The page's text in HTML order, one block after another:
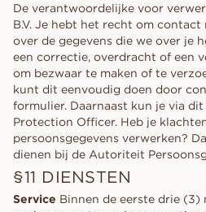
De verantwoordelijke voor
B.V. Je hebt het recht om
over de gegevens die we over je
een correctie, overdracht of een
om bezwaar te maken of te
kunt dit eenvoudig doen door
formulier. Daarnaast kun je via
Protection Officer. Heb je
persoonsgegevens verwerken?
dienen bij de Autoriteit
§11 DIENSTEN
Service Binnen de eerste drie (3)